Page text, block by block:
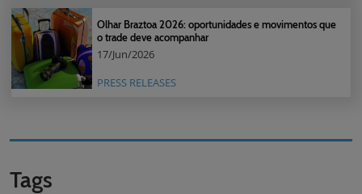
Olhar Braztoa 2026: oportunidades e movimentos que
o trade deve acompanhar
17/Jun/2026
PRESS RELEASES
Tags